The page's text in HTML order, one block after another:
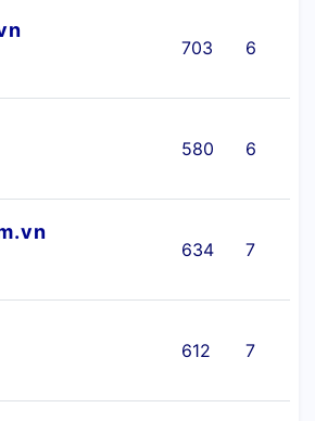
703 6
580 6
634 7
612 7